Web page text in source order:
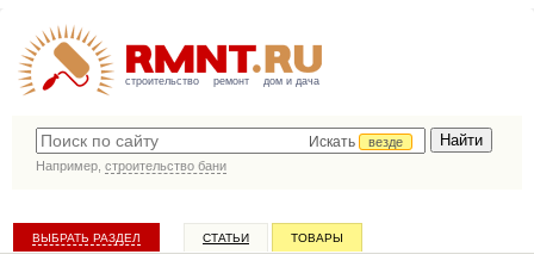
строительство ремонт дом и дача
Искать
везде
Например, строительство бани
ВЫБРАТЬ РАЗДЕЛ СТАТЬИ ТОВАРЫ